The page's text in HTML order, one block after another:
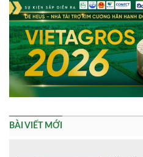
BÀI VIẾT MỚI